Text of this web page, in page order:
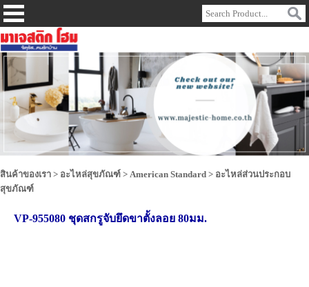
สินค้าของเรา > อะไหล่สุขภัณฑ์ > American Standard > อะไหล่ส่วนประกอบ
สุขภัณฑ์
VP-955080 ชุดสกรูจับยึดขาตั้งลอย 80มม.